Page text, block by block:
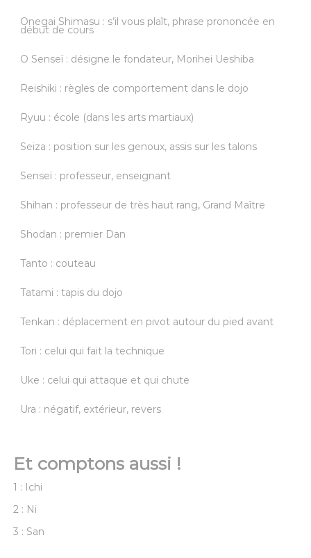
Onegai Shimasu : s’il vous plaît, phrase prononcée en
début de cours
O Senseï : désigne le fondateur, Morihei Ueshiba
Reishiki : règles de comportement dans le dojo
Ryuu : école (dans les arts martiaux)
Seiza : position sur les genoux, assis sur les talons
Senseï : professeur, enseignant
Shihan : professeur de très haut rang, Grand Maître
Shodan : premier Dan
Tanto : couteau
Tatami : tapis du dojo
Tenkan : déplacement en pivot autour du pied avant
Tori : celui qui fait la technique
Uke : celui qui attaque et qui chute
Ura : négatif, extérieur, revers
Et comptons aussi !
1 : Ichi
2 : Ni
3 : San